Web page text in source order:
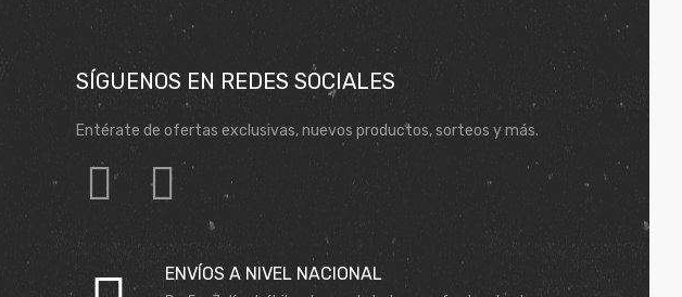
SÍGUENOS EN REDES SOCIALES
Entérate de ofertas exclusivas, nuevos productos, sorteos y más.
ENVÍOS A NIVEL NACIONAL